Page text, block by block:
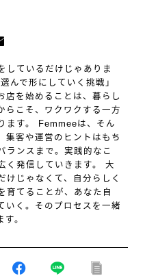
しているだけじゃありま
んで形にしていく挑戦」
店を始めることは、暮らし
らこそ、ワクワクする一方
ます。 Femmeeは、そん
集客や運営のヒントはもち
ランスまで。実践的なこ
く発信していきます。 大
けじゃなくて、自分らしく
育てることが、あなた自
いく。そのプロセスを一緒
。